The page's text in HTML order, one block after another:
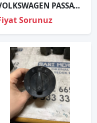
VOLKSWAGEN PASSAT LAMBA 5G0947291K3HS
Sorunuz